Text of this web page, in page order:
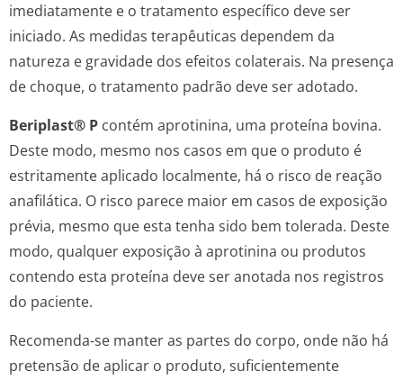
imediatamente e o tratamento específico deve ser
iniciado. As medidas terapêuticas dependem da
natureza e gravidade dos efeitos colaterais. Na presença
de choque, o tratamento padrão deve ser adotado.
Beriplast® P contém aprotinina, uma proteína bovina.
Deste modo, mesmo nos casos em que o produto é
estritamente aplicado localmente, há o risco de reação
anafilática. O risco parece maior em casos de exposição
prévia, mesmo que esta tenha sido bem tolerada. Deste
modo, qualquer exposição à aprotinina ou produtos
contendo esta proteína deve ser anotada nos registros
do paciente.
Recomenda-se manter as partes do corpo, onde não há
pretensão de aplicar o produto, suficientemente